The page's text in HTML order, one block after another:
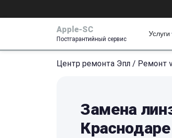
Apple-SC
Постгарантийный сервис
Услуги
Центр ремонта Эпл / Ремонт
Замена
Краснодаре